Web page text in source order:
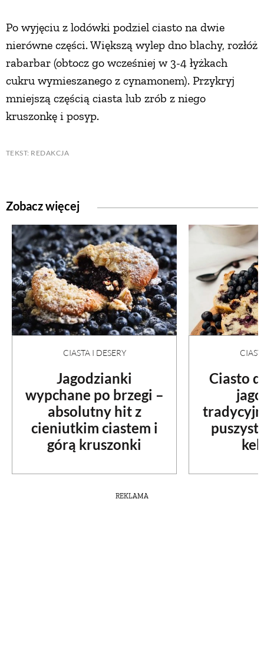
Po wyjęciu z lodówki podziel ciasto na dwie
nierówne części. Większą wylep dno blachy, rozłóż
rabarbar (obtocz go wcześniej w 3-4 łyżkach
cukru wymieszanego z cynamonem). Przykryj
mniejszą częścią ciasta lub zrób z niego
kruszonkę i posyp.
TEKST: REDAKCJA
Zobacz więcej
CIASTA I DESERY
Jagodzianki
wypchane po brzegi –
absolutny hit z
cieniutkim ciastem i
górą kruszonki
Ciasto
REKLAMA